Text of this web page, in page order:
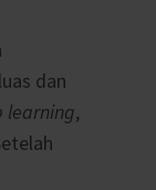
dan
learning,